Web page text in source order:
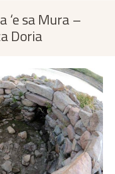
‘e sa Mura –
Doria